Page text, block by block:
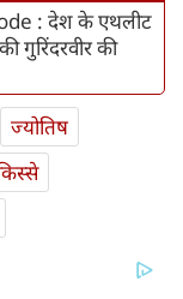
: देश के एथलीट
गुरिंदरवीर की
ज्योतिष